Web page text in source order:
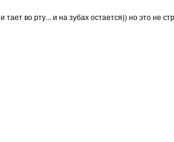
во рту... и на зубах остается)) но это не